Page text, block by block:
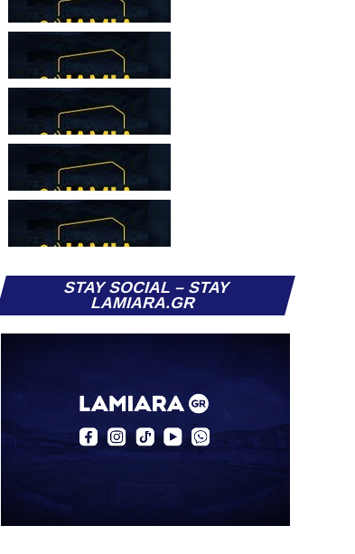
STAY SOCIAL – STAY
LAMIARA.GR